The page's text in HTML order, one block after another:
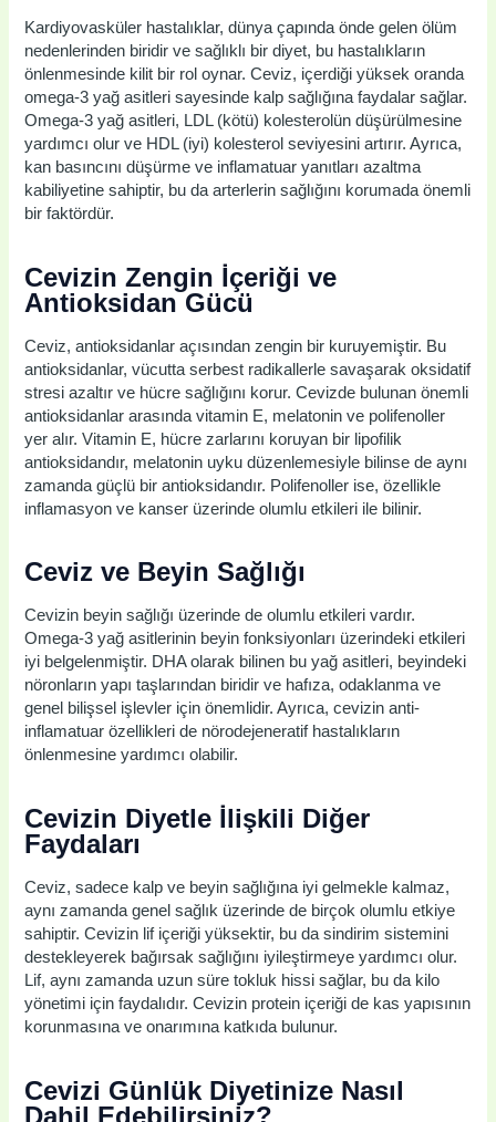
Kardiyovasküler hastalıklar, dünya çapında önde gelen ölüm
nedenlerinden biridir ve sağlıklı bir diyet, bu hastalıkların
önlenmesinde kilit bir rol oynar. Ceviz, içerdiği yüksek oranda
omega-3 yağ asitleri sayesinde kalp sağlığına faydalar sağlar.
Omega-3 yağ asitleri, LDL (kötü) kolesterolün düşürülmesine
yardımcı olur ve HDL (iyi) kolesterol seviyesini artırır. Ayrıca,
kan basıncını düşürme ve inflamatuar yanıtları azaltma
kabiliyetine sahiptir, bu da arterlerin sağlığını korumada önemli
bir faktördür.
Cevizin Zengin İçeriği ve
Antioksidan Gücü
Ceviz, antioksidanlar açısından zengin bir kuruyemiştir. Bu
antioksidanlar, vücutta serbest radikallerle savaşarak oksidatif
stresi azaltır ve hücre sağlığını korur. Cevizde bulunan önemli
antioksidanlar arasında vitamin E, melatonin ve polifenoller
yer alır. Vitamin E, hücre zarlarını koruyan bir lipofilik
antioksidandır, melatonin uyku düzenlemesiyle bilinse de aynı
zamanda güçlü bir antioksidandır. Polifenoller ise, özellikle
inflamasyon ve kanser üzerinde olumlu etkileri ile bilinir.
Ceviz ve Beyin Sağlığı
Cevizin beyin sağlığı üzerinde de olumlu etkileri vardır.
Omega-3 yağ asitlerinin beyin fonksiyonları üzerindeki etkileri
iyi belgelenmiştir. DHA olarak bilinen bu yağ asitleri, beyindeki
nöronların yapı taşlarından biridir ve hafıza, odaklanma ve
genel bilişsel işlevler için önemlidir. Ayrıca, cevizin anti-
inflamatuar özellikleri de nörodejeneratif hastalıkların
önlenmesine yardımcı olabilir.
Cevizin Diyetle İlişkili Diğer
Faydaları
Ceviz, sadece kalp ve beyin sağlığına iyi gelmekle kalmaz,
aynı zamanda genel sağlık üzerinde de birçok olumlu etkiye
sahiptir. Cevizin lif içeriği yüksektir, bu da sindirim sistemini
destekleyerek bağırsak sağlığını iyileştirmeye yardımcı olur.
Lif, aynı zamanda uzun süre tokluk hissi sağlar, bu da kilo
yönetimi için faydalıdır. Cevizin protein içeriği de kas yapısının
korunmasına ve onarımına katkıda bulunur.
Cevizi Günlük Diyetinize Nasıl
Dahil Edebilirsiniz?